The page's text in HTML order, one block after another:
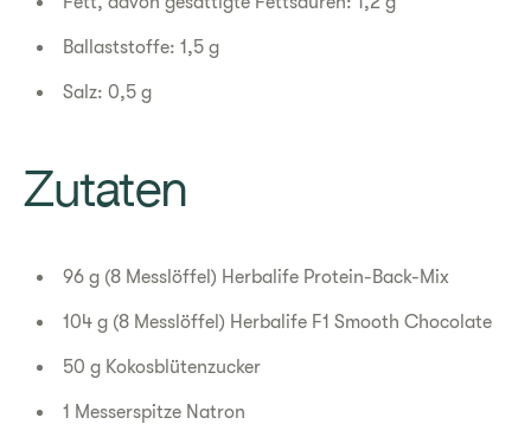
Ballaststoffe: 1,5 g
Salz: 0,5 g
​Zutaten
96 g (8 Messlöffel) Herbalife Protein-Back-Mix
104 g (8 Messlöffel) Herbalife F1 Smooth Chocolate
50 g Kokosblütenzucker
1 Messerspitze Natron